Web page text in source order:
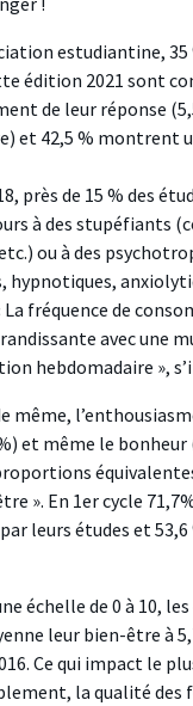
estudiantine, 35
édition 2021 sont
de leur réponse
et 42,5 % montrent
près de 15 % des
à des stupéfiants
ou à des
hypnotiques,
La fréquence de
avec une
hebdomadaire »,
même,
et même le bonheur
». En 1er cycle
leurs études et 53,6
échelle de 0 à 10,
leur bien-être à
Ce qui impact le
la qualité